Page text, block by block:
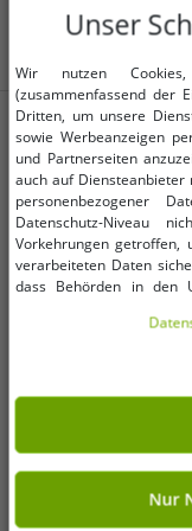
-80%
Unser
Wir nutzen
(zusammenfassend der
Dritten, um unsere
sowie Werbeanzeigen
und Partnerseiten
auch auf Diensteanbieter
personenbezogener
Datenschutz-Niveau
Vorkehrungen getroffen,
verarbeiteten Daten
dass Behörden in den
im Einzelfall auf Basis
Zugriff informiert wirst.
DSGVO erklärst Du
(s.a. unsere
Cookies verwendet
Cookies akzeptieren
aktiv, was Du unter
kannst. Du kannst
Nur